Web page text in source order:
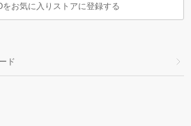
をお気に入りストアに登録する
ド